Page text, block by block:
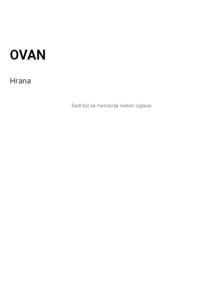
OVAN
Hrana
Sadržaj se nastavlja nakon oglasa